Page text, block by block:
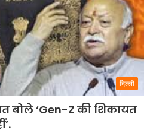
दिल्ली
बोले ‘Gen-Z की शिकायत